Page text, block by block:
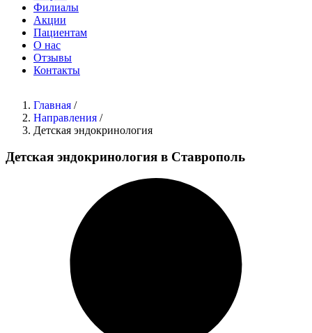
Филиалы
Акции
Пациентам
О нас
Отзывы
Контакты
Главная /
Направления /
Детская эндокринология
Детская эндокринология в Ставрополь